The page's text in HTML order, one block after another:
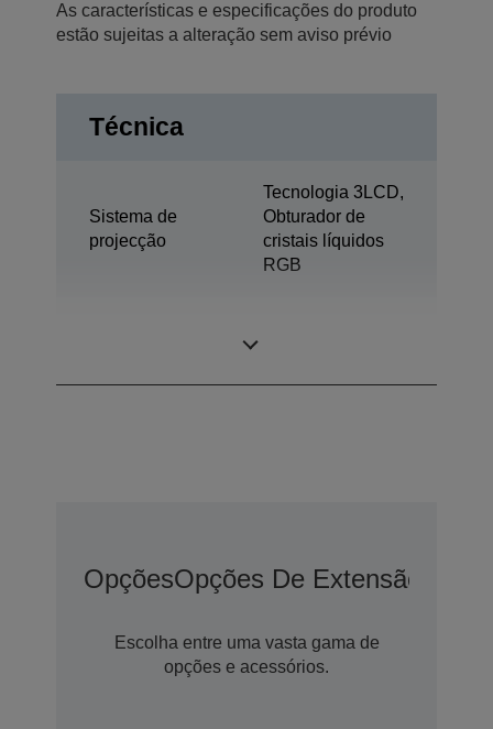
As características e especificações do produto
estão sujeitas a alteração sem aviso prévio
Técnica
Sistema de
projecção
Tecnologia 3LCD,
Obturador de
cristais líquidos
RGB
OpçõesOpções De Extensão De
Escolha entre uma vasta gama de
opções e acessórios.